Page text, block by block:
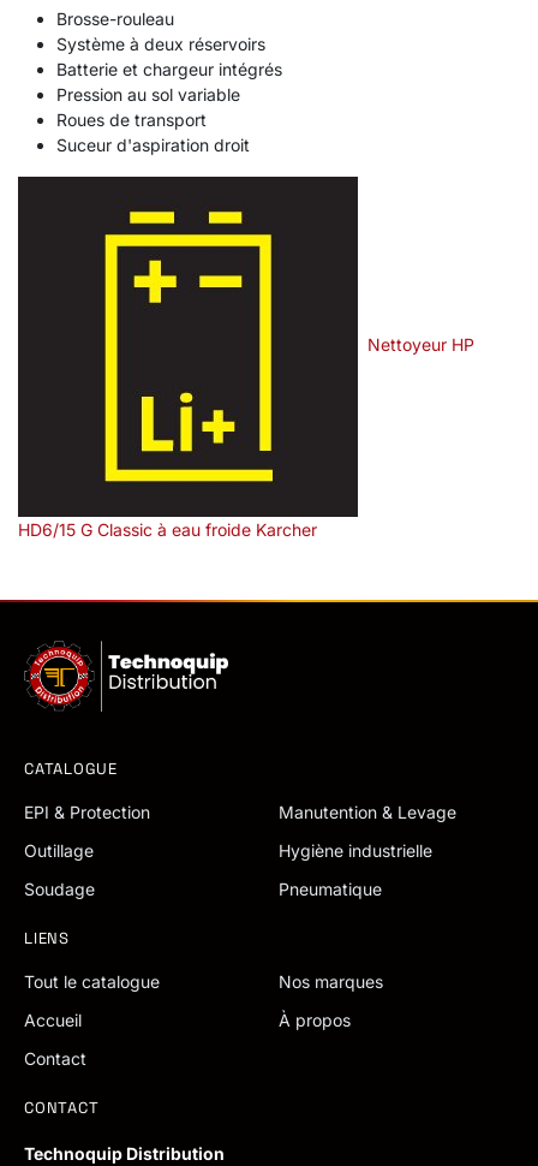
Brosse-rouleau
Système à deux réservoirs
Batterie et chargeur intégrés
Pression au sol variable
Roues de transport
Suceur d'aspiration droit
Nettoyeur HP
HD6/15 G Classic à eau froide Karcher
CATALOGUE
EPI & Protection
Manutention & Levage
Outillage
Hygiène industrielle
Soudage
Pneumatique
LIENS
Tout le catalogue
Nos marques
Accueil
À propos
Contact
CONTACT
Technoquip Distribution